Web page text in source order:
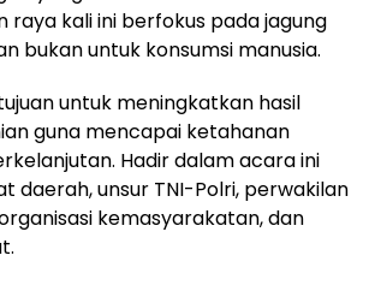
raya kali ini berfokus pada jagung
bukan untuk konsumsi manusia.
untuk meningkatkan hasil
guna mencapai ketahanan
Hadir dalam acara ini
daerah, unsur TNI-Polri, perwakilan
kemasyarakatan, dan